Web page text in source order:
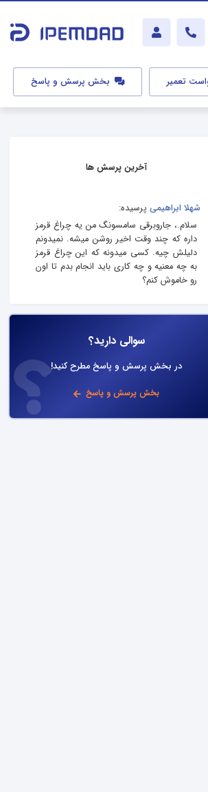
تعمیر بخش پرسش و پاسخ
آخرین پرسش ها
شهلا ابراهیمی پرسیده:
سلام.، جاروبرقی سامسونگ من یه چراغ قرمز
داره که چند وقت اخیر روشن میشه. نمیدونم
دلیلش چیه. کسی میدونه که این چراغ قرمز
به چه معنیه و چه کاری باید انجام بدم تا اون
رو خاموش کنم؟
سوالی دارید؟
در بخش پرسش و پاسخ مطرح کنید!
بخش پرسش و پاسخ